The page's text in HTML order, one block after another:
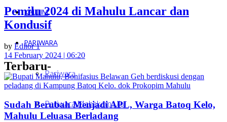
KALTIM
PARIWARA
Pariwara
Pariwara Mahakam Ulu
Pemilu 2024 di Mahulu Lancar dan
Kondusif
by Editor 1
14 February 2024 | 06:20
Terbaru-
Sudah Berubah Menjadi APL, Warga Batoq Kelo,
Mahulu Leluasa Berladang